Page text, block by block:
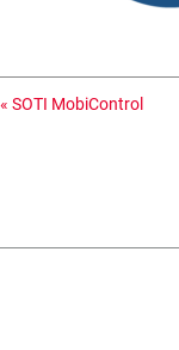
« SOTI MobiControl